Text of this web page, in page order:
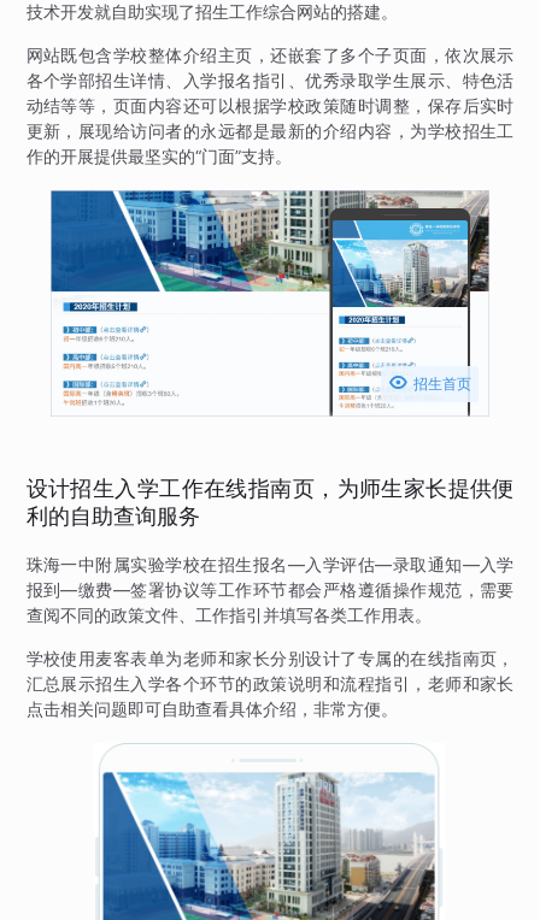
技术开发就自助实现了招生工作综合网站的搭建。
网站既包含学校整体介绍主页，还嵌套了多个子页面，依次展示
各个学部招生详情、入学报名指引、优秀录取学生展示、特色活
动结等等，页面内容还可以根据学校政策随时调整，保存后实时
更新，展现给访问者的永远都是最新的介绍内容，为学校招生工
作的开展提供最坚实的“门面”支持。
 招生首页
设计招生入学工作在线指南页，为师生家长提供便
利的自助查询服务
珠海一中附属实验学校在招生报名—入学评估—录取通知—入学
报到—缴费—签署协议等工作环节都会严格遵循操作规范，需要
查阅不同的政策文件、工作指引并填写各类工作用表。
学校使用麦客表单为老师和家长分别设计了专属的在线指南页，
汇总展示招生入学各个环节的政策说明和流程指引，老师和家长
点击相关问题即可自助查看具体介绍，非常方便。